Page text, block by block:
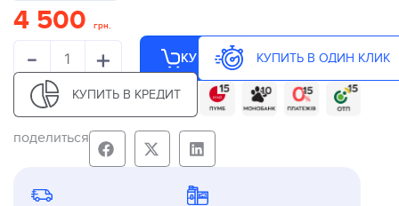
4 500 грн.
- + КУПИТЬ КУПИТЬ В ОДИН КЛИК
КУПИТЬ В КРЕДИТ
поделиться